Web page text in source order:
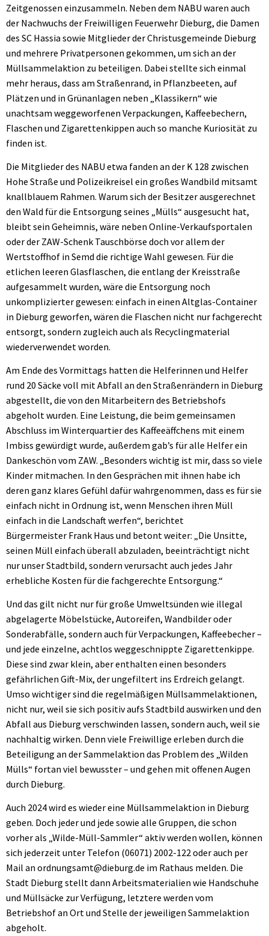
Zeitgenossen einzusammeln. Neben dem NABU waren auch
der Nachwuchs der Freiwilligen Feuerwehr Dieburg, die Damen
des SC Hassia sowie Mitglieder der Christusgemeinde Dieburg
und mehrere Privatpersonen gekommen, um sich an der
Müllsammelaktion zu beteiligen. Dabei stellte sich einmal
mehr heraus, dass am Straßenrand, in Pflanzbeeten, auf
Plätzen und in Grünanlagen neben „Klassikern“ wie
unachtsam weggeworfenen Verpackungen, Kaffeebechern,
Flaschen und Zigarettenkippen auch so manche Kuriosität zu
finden ist.
Die Mitglieder des NABU etwa fanden an der K 128 zwischen
Hohe Straße und Polizeikreisel ein großes Wandbild mitsamt
knallblauem Rahmen. Warum sich der Besitzer ausgerechnet
den Wald für die Entsorgung seines „Mülls“ ausgesucht hat,
bleibt sein Geheimnis, wäre neben Online-Verkaufsportalen
oder der ZAW-Schenk Tauschbörse doch vor allem der
Wertstoffhof in Semd die richtige Wahl gewesen. Für die
etlichen leeren Glasflaschen, die entlang der Kreisstraße
aufgesammelt wurden, wäre die Entsorgung noch
unkomplizierter gewesen: einfach in einen Altglas-Container
in Dieburg geworfen, wären die Flaschen nicht nur fachgerecht
entsorgt, sondern zugleich auch als Recyclingmaterial
wiederverwendet worden.
Am Ende des Vormittags hatten die Helferinnen und Helfer
rund 20 Säcke voll mit Abfall an den Straßenrändern in Dieburg
abgestellt, die von den Mitarbeitern des Betriebshofs
abgeholt wurden. Eine Leistung, die beim gemeinsamen
Abschluss im Winterquartier des Kaffeeäffchens mit einem
Imbiss gewürdigt wurde, außerdem gab’s für alle Helfer ein
Dankeschön vom ZAW. „Besonders wichtig ist mir, dass so viele
Kinder mitmachen. In den Gesprächen mit ihnen habe ich
deren ganz klares Gefühl dafür wahrgenommen, dass es für sie
einfach nicht in Ordnung ist, wenn Menschen ihren Müll
einfach in die Landschaft werfen“, berichtet
Bürgermeister Frank Haus und betont weiter: „Die Unsitte,
seinen Müll einfach überall abzuladen, beeinträchtigt nicht
nur unser Stadtbild, sondern verursacht auch jedes Jahr
erhebliche Kosten für die fachgerechte Entsorgung.“
Und das gilt nicht nur für große Umweltsünden wie illegal
abgelagerte Möbelstücke, Autoreifen, Wandbilder oder
Sonderabfälle, sondern auch für Verpackungen, Kaffeebecher –
und jede einzelne, achtlos weggeschnippte Zigarettenkippe.
Diese sind zwar klein, aber enthalten einen besonders
gefährlichen Gift-Mix, der ungefiltert ins Erdreich gelangt.
Umso wichtiger sind die regelmäßigen Müllsammelaktionen,
nicht nur, weil sie sich positiv aufs Stadtbild auswirken und den
Abfall aus Dieburg verschwinden lassen, sondern auch, weil sie
nachhaltig wirken. Denn viele Freiwillige erleben durch die
Beteiligung an der Sammelaktion das Problem des „Wilden
Mülls“ fortan viel bewusster – und gehen mit offenen Augen
durch Dieburg.
Auch 2024 wird es wieder eine Müllsammelaktion in Dieburg
geben. Doch jeder und jede sowie alle Gruppen, die schon
vorher als „Wilde-Müll-Sammler“ aktiv werden wollen, können
sich jederzeit unter Telefon (06071) 2002-122 oder auch per
Mail an ordnungsamt@dieburg.de im Rathaus melden. Die
Stadt Dieburg stellt dann Arbeitsmaterialien wie Handschuhe
und Müllsäcke zur Verfügung, letztere werden vom
Betriebshof an Ort und Stelle der jeweiligen Sammelaktion
abgeholt.